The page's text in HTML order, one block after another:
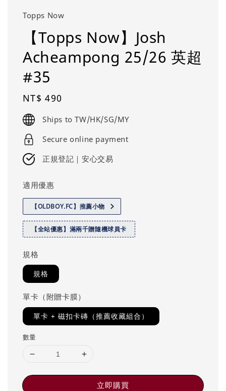
Topps Now
【Topps Now】Josh
Acheampong 25/26 英超
#35
Regular
price
NT$ 490
Ships to TW/HK/SG/MY
Secure online payment
正規登記｜安心交易
適用優惠
【OLDBOY.FC】推薦小物
【全站優惠】滿兩千贈隨機球員卡
規格
規格
單卡（附贈卡膜）
單卡 + 磁扣卡磚（推薦收藏組合）
數量
立即購買